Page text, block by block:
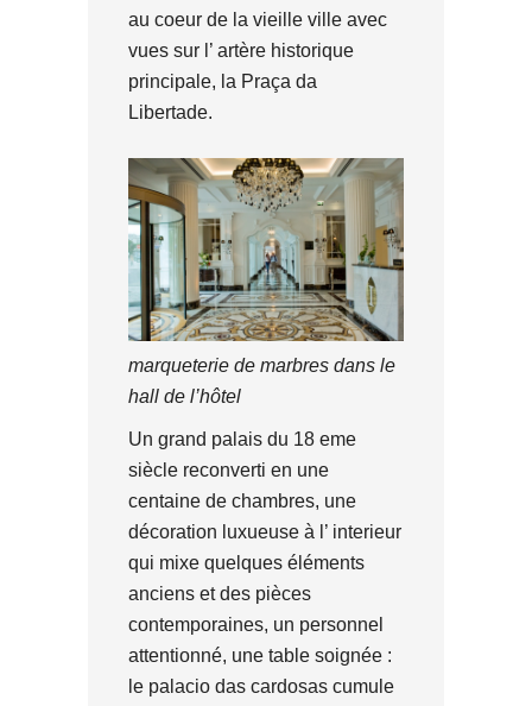
au coeur de la vieille ville avec
vues sur l’ artère historique
principale, la Praça da
Libertade.
marqueterie de marbres dans le
hall de l’hôtel
Un grand palais du 18 eme
siècle reconverti en une
centaine de chambres, une
décoration luxueuse à l’ interieur
qui mixe quelques éléments
anciens et des pièces
contemporaines, un personnel
attentionné, une table soignée :
le palacio das cardosas cumule